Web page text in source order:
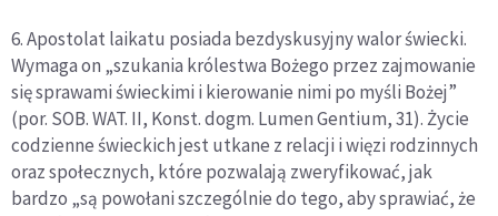
6. Apostolat laikatu posiada bezdyskusyjny walor świecki.
Wymaga on „szukania królestwa Bożego przez zajmowanie
się sprawami świeckimi i kierowanie nimi po myśli Bożej”
(por. SOB. WAT. II, Konst. dogm. Lumen Gentium, 31). Życie
codzienne świeckich jest utkane z relacji i więzi rodzinnych
oraz społecznych, które pozwalają zweryfikować, jak
bardzo „są powołani szczególnie do tego, aby sprawiać, że